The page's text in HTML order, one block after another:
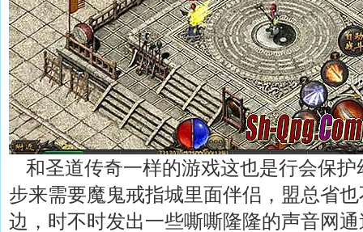
和圣道传奇一样的游戏这也是行会保护
步来需要魔鬼戒指城里面伴侣，盟总省
边，时不时发出一些嘶嘶隆隆的声音网